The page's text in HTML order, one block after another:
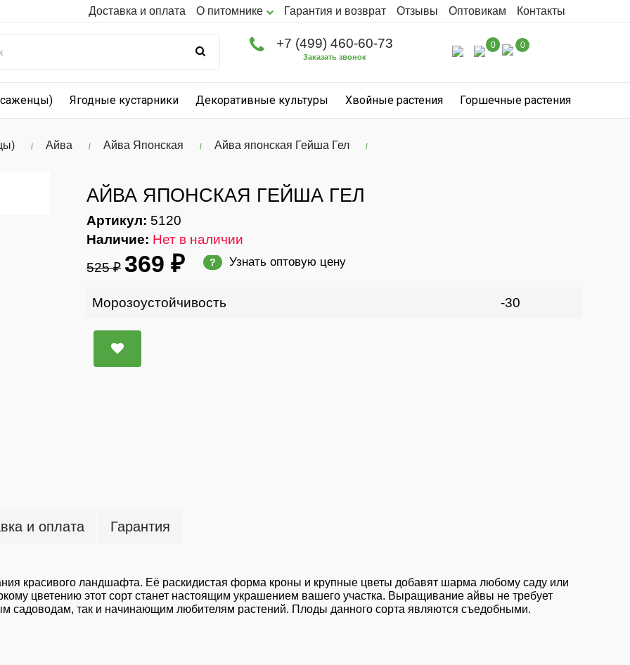
Доставка и оплата О питомнике Гарантия и возврат Отзывы Оптовикам Контакты
+7 (499) 460-60-73
Заказать звонок
0 0
Ягодные кустарники Декоративные культуры Хвойные растения Горшечные растения
Айва Айва Японская Айва японская Гейша Гел
АЙВА ЯПОНСКАЯ ГЕЙША ГЕЛ
Артикул: 5120
Наличие: Нет в наличии
525 ₽ 369 ₽ ? Узнать оптовую цену
Морозоустойчивость -30
и оплата Гарантия
красивого ландшафта. Её раскидистая форма кроны и крупные цветы добавят шарма любому саду или
цветению этот сорт станет настоящим украшением вашего участка. Выращивание айвы не требует
садоводам, так и начинающим любителям растений. Плоды данного сорта являются съедобными.